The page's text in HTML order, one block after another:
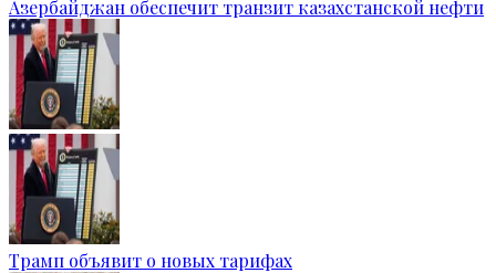
Азербайджан обеспечит транзит казахстанской нефти
Трамп объявит о новых тарифах